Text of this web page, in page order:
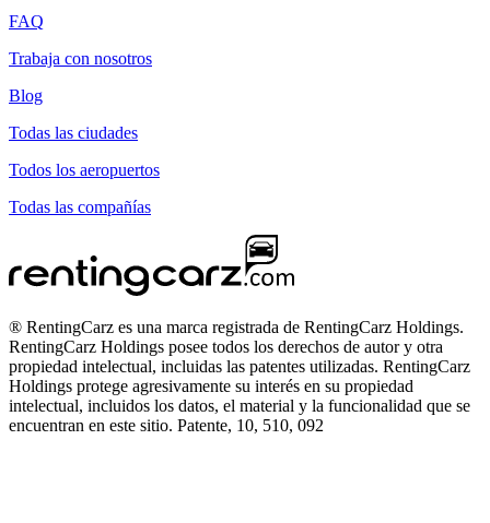
FAQ
Trabaja con nosotros
Blog
Todas las ciudades
Todos los aeropuertos
Todas las compañías
® RentingCarz es una marca registrada de RentingCarz Holdings.
RentingCarz Holdings posee todos los derechos de autor y otra
propiedad intelectual, incluidas las patentes utilizadas. RentingCarz
Holdings protege agresivamente su interés en su propiedad
intelectual, incluidos los datos, el material y la funcionalidad que se
encuentran en este sitio. Patente, 10, 510, 092